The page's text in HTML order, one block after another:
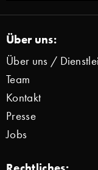
Über uns:
Über uns /
Team
Kontakt
Presse
Jobs